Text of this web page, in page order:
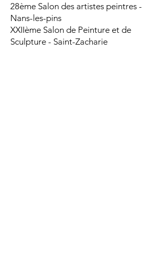
28ème Salon des artistes peintres -
Nans-les-pins
XXIIème Salon de Peinture et de
Sculpture - Saint-Zacharie